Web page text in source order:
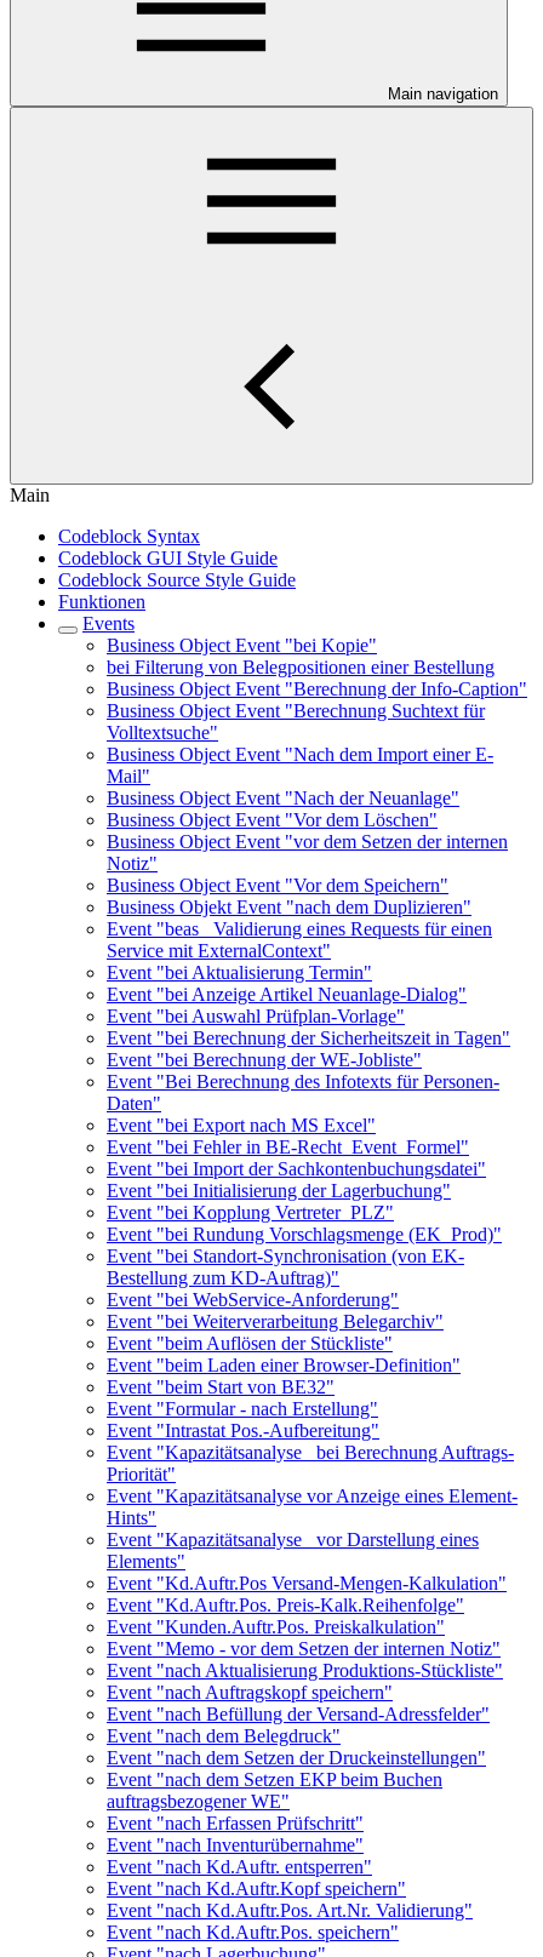
Main navigation
Main
Codeblock Syntax
Codeblock GUI Style Guide
Codeblock Source Style Guide
Funktionen
Events
Business Object Event "bei Kopie"
bei Filterung von Belegpositionen einer Bestellung
Business Object Event "Berechnung der Info-Caption"
Business Object Event "Berechnung Suchtext für
Volltextsuche"
Business Object Event "Nach dem Import einer E-
Mail"
Business Object Event "Nach der Neuanlage"
Business Object Event "Vor dem Löschen"
Business Object Event "vor dem Setzen der internen
Notiz"
Business Object Event "Vor dem Speichern"
Business Objekt Event "nach dem Duplizieren"
Event "beas_ Validierung eines Requests für einen
Service mit ExternalContext"
Event "bei Aktualisierung Termin"
Event "bei Anzeige Artikel Neuanlage-Dialog"
Event "bei Auswahl Prüfplan-Vorlage"
Event "bei Berechnung der Sicherheitszeit in Tagen"
Event "bei Berechnung der WE-Jobliste"
Event "Bei Berechnung des Infotexts für Personen-
Daten"
Event "bei Export nach MS Excel"
Event "bei Fehler in BE-Recht_Event_Formel"
Event "bei Import der Sachkontenbuchungsdatei"
Event "bei Initialisierung der Lagerbuchung"
Event "bei Kopplung Vertreter_PLZ"
Event "bei Rundung Vorschlagsmenge (EK_Prod)"
Event "bei Standort-Synchronisation (von EK-
Bestellung zum KD-Auftrag)"
Event "bei WebService-Anforderung"
Event "bei Weiterverarbeitung Belegarchiv"
Event "beim Auflösen der Stückliste"
Event "beim Laden einer Browser-Definition"
Event "beim Start von BE32"
Event "Formular - nach Erstellung"
Event "Intrastat Pos.-Aufbereitung"
Event "Kapazitätsanalyse_ bei Berechnung Auftrags-
Priorität"
Event "Kapazitätsanalyse vor Anzeige eines Element-
Hints"
Event "Kapazitätsanalyse_ vor Darstellung eines
Elements"
Event "Kd.Auftr.Pos Versand-Mengen-Kalkulation"
Event "Kd.Auftr.Pos. Preis-Kalk.Reihenfolge"
Event "Kunden.Auftr.Pos. Preiskalkulation"
Event "Memo - vor dem Setzen der internen Notiz"
Event "nach Aktualisierung Produktions-Stückliste"
Event "nach Auftragskopf speichern"
Event "nach Befüllung der Versand-Adressfelder"
Event "nach dem Belegdruck"
Event "nach dem Setzen der Druckeinstellungen"
Event "nach dem Setzen EKP beim Buchen
auftragsbezogener WE"
Event "nach Erfassen Prüfschritt"
Event "nach Inventurübernahme"
Event "nach Kd.Auftr. entsperren"
Event "nach Kd.Auftr.Kopf speichern"
Event "nach Kd.Auftr.Pos. Art.Nr. Validierung"
Event "nach Kd.Auftr.Pos. speichern"